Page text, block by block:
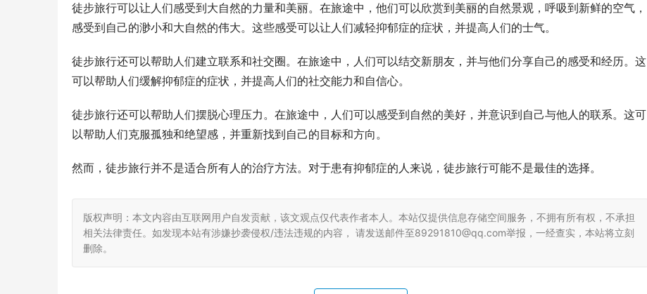
徒步旅行可以让人们感受到大自然的力量和美丽。在旅途中，他们可以欣赏到美丽的自然景观，呼吸到新鲜的空气，
感受到自己的渺小和大自然的伟大。这些感受可以让人们减轻抑郁症的症状，并提高人们的士气。
徒步旅行还可以帮助人们建立联系和社交圈。在旅途中，人们可以结交新朋友，并与他们分享自己的感受和经历。这
可以帮助人们缓解抑郁症的症状，并提高人们的社交能力和自信心。
徒步旅行还可以帮助人们摆脱心理压力。在旅途中，人们可以感受到自然的美好，并意识到自己与他人的联系。这可
以帮助人们克服孤独和绝望感，并重新找到自己的目标和方向。
然而，徒步旅行并不是适合所有人的治疗方法。对于患有抑郁症的人来说，徒步旅行可能不是最佳的选择。
版权声明：本文内容由互联网用户自发贡献，该文观点仅代表作者本人。本站仅提供信息存储空间服务，不拥有所有权，不承担
相关法律责任。如发现本站有涉嫌抄袭侵权/违法违规的内容， 请发送邮件至89291810@qq.com举报，一经查实，本站将立刻
删除。